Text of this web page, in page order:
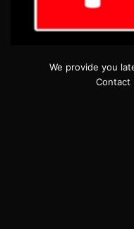
We provide you
Contact